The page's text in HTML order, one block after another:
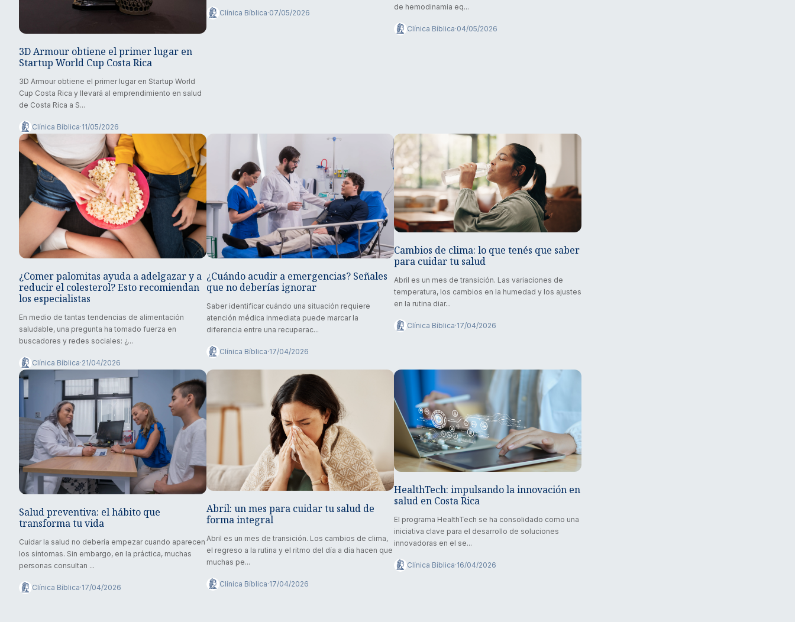
3D Armour obtiene el primer lugar en
Startup World Cup Costa Rica
3D Armour obtiene el primer lugar en Startup World
Cup Costa Rica y llevará al emprendimiento en salud
de Costa Rica a S...
Clínica Bíblica·11/05/2026
Clínica Bíblica·07/05/2026
de hemodinamia eq...
Clínica Bíblica·04/05/2026
¿Comer palomitas ayuda a adelgazar y a
reducir el colesterol? Esto recomiendan
los especialistas
En medio de tantas tendencias de alimentación
saludable, una pregunta ha tomado fuerza en
buscadores y redes sociales: ¿...
Clínica Bíblica·21/04/2026
¿Cuándo acudir a emergencias? Señales
que no deberías ignorar
Saber identificar cuándo una situación requiere
atención médica inmediata puede marcar la
diferencia entre una recuperac...
Clínica Bíblica·17/04/2026
Cambios de clima: lo que tenés que saber
para cuidar tu salud
Abril es un mes de transición. Las variaciones de
temperatura, los cambios en la humedad y los ajustes
en la rutina diar...
Clínica Bíblica·17/04/2026
Salud preventiva: el hábito que
transforma tu vida
Cuidar la salud no debería empezar cuando aparecen
los síntomas. Sin embargo, en la práctica, muchas
personas consultan ...
Clínica Bíblica·17/04/2026
Abril: un mes para cuidar tu salud de
forma integral
Abril es un mes de transición. Los cambios de clima,
el regreso a la rutina y el ritmo del día a día hacen que
muchas pe...
Clínica Bíblica·17/04/2026
HealthTech: impulsando la innovación en
salud en Costa Rica
El programa HealthTech se ha consolidado como una
iniciativa clave para el desarrollo de soluciones
innovadoras en el se...
Clínica Bíblica·16/04/2026